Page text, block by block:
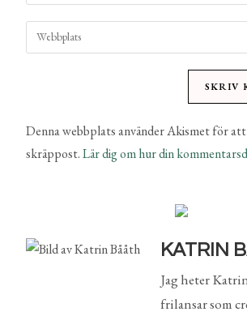
Denna webbplats använder Akismet för
skräppost.Lär dig om hur din
KATRIN
Jag heter
frilansar som